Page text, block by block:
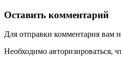
Оставить комментарий
Для отправки комментария вам
Необходимо авторизироваться,